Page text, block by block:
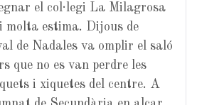
el col·legi La Milagrosa
molta estima. Dijous de
de Nadales va omplir el saló
que no es van perdre les
i xiquetes del centre. A